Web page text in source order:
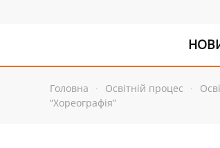
Головна Освітній процес
“Хореографія”